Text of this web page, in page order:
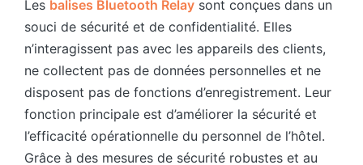
Les balises Bluetooth Relay sont conçues dans un
souci de sécurité et de confidentialité. Elles
n’interagissent pas avec les appareils des clients,
ne collectent pas de données personnelles et ne
disposent pas de fonctions d’enregistrement. Leur
fonction principale est d’améliorer la sécurité et
l’efficacité opérationnelle du personnel de l’hôtel.
Grâce à des mesures de sécurité robustes et au